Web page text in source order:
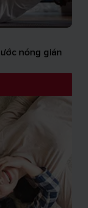
nóng gián